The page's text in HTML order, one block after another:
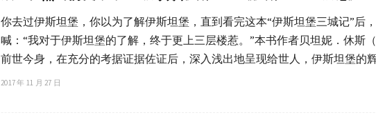
你去过伊斯坦堡，你以为了解伊斯坦堡，直到看完这本“伊斯坦堡三城记”后
喊：“我对于伊斯坦堡的了解，终于更上三层楼惹。”本书作者贝坦妮．休斯
前世今身，在充分的考据证据佐证后，深入浅出地呈现给世人，伊斯坦堡的
2017 年 11 月 27 日